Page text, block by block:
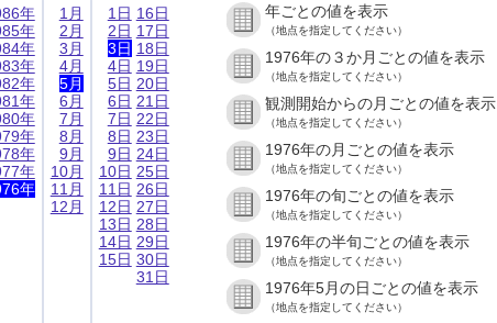
年
年
年
年
年
年
年
年
年
年
年
1月
2月
3月
4月
5月
6月
7月
8月
9月
10月
11月
12月
1日
2日
3日
4日
5日
6日
7日
8日
9日
10日
11日
12日
13日
14日
15日
16日
17日
18日
19日
20日
21日
22日
23日
24日
25日
26日
27日
28日
29日
30日
31日
年ごとの値を表示
（地点を指定してください）
1976年の３か月ごとの値を表示
（地点を指定してください）
観測開始からの月ごとの値を表示
（地点を指定してください）
1976年の月ごとの値を表示
（地点を指定してください）
1976年の旬ごとの値を表示
（地点を指定してください）
1976年の半旬ごとの値を表示
（地点を指定してください）
1976年5月の日ごとの値を表示
（地点を指定してください）